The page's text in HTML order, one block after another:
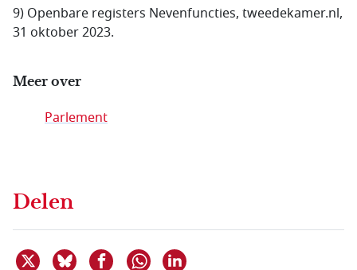
9) Openbare registers Nevenfuncties, tweedekamer.nl,
31 oktober 2023.
Meer over
Parlement
Delen
Deel dit item op X
Deel dit item op Bluesky
Deel dit item op Facebook
Delen via WhatsApp